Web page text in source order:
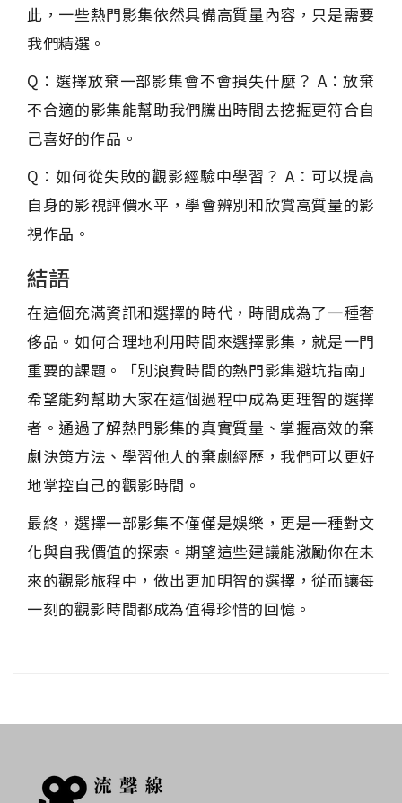
此，一些熱門影集依然具備高質量內容，只是需要
我們精選。
Q：選擇放棄一部影集會不會損失什麼？ A：放棄
不合適的影集能幫助我們騰出時間去挖掘更符合自
己喜好的作品。
Q：如何從失敗的觀影經驗中學習？ A：可以提高
自身的影視評價水平，學會辨別和欣賞高質量的影
視作品。
結語
在這個充滿資訊和選擇的時代，時間成為了一種奢
侈品。如何合理地利用時間來選擇影集，就是一門
重要的課題。「別浪費時間的熱門影集避坑指南」
希望能夠幫助大家在這個過程中成為更理智的選擇
者。通過了解熱門影集的真實質量、掌握高效的棄
劇決策方法、學習他人的棄劇經歷，我們可以更好
地掌控自己的觀影時間。
最終，選擇一部影集不僅僅是娛樂，更是一種對文
化與自我價值的探索。期望這些建議能激勵你在未
來的觀影旅程中，做出更加明智的選擇，從而讓每
一刻的觀影時間都成為值得珍惜的回憶。